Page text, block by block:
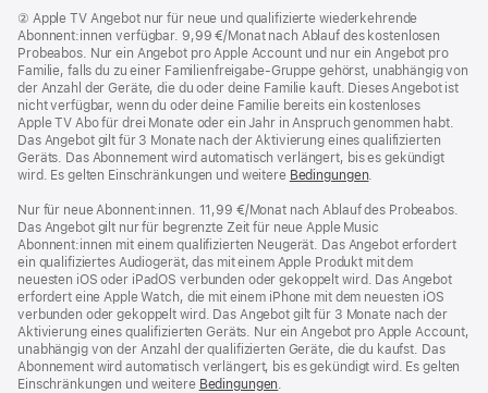
Fußnote
② Apple TV Angebot nur für neue und qualifizierte wiederkehrende
Abonnent:innen verfügbar. 9,99 €/Monat nach Ablauf des kostenlosen
Probeabos. Nur ein Angebot pro Apple Account und nur ein Angebot pro
Familie, falls du zu einer Familienfreigabe-Gruppe gehörst, unabhängig von
der Anzahl der Geräte, die du oder deine Familie kauft. Dieses Angebot ist
nicht verfügbar, wenn du oder deine Familie bereits ein kostenloses
Apple TV Abo für drei Monate oder ein Jahr in Anspruch genommen habt.
Das Angebot gilt für 3 Monate nach der Aktivierung eines qualifizierten
Geräts. Das Abonnement wird automatisch verlängert, bis es gekündigt
wird. Es gelten Einschränkungen und weitere Bedingungen
Nur für neue Abonnent:innen. 11,99 €/Monat nach Ablauf des Probeabos.
Das Angebot gilt nur für begrenzte Zeit für neue Apple Music
Abonnent:innen mit einem qualifizierten Neugerät. Das Angebot erfordert
ein qualifiziertes Audiogerät, das mit einem Apple Produkt mit dem
neuesten iOS oder iPadOS verbunden oder gekoppelt wird. Das Angebot
erfordert eine Apple Watch, die mit einem iPhone mit dem neuesten iOS
verbunden oder gekoppelt wird. Das Angebot gilt für 3 Monate nach der
Aktivierung eines qualifizierten Geräts. Nur ein Angebot pro Apple Account,
unabhängig von der Anzahl der qualifizierten Geräte, die du kaufst. Das
Abonnement wird automatisch verlängert, bis es gekündigt wird. Es gelten
Einschränkungen und weitere Bedingungen